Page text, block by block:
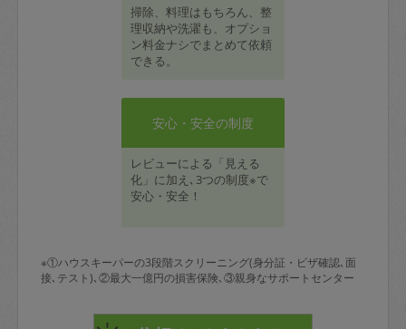
掃除、料理はもちろん、整
理収納や洗濯も、オプショ
ン料金ナシでまとめて依頼
できる。
安心・安全の制度
レビューによる「見える
化」に加え､3つの制度※で
安心・安全！
※①ハウスキーパーの3段階スクリーニング(身分証・ビザ確認､面
接､テスト)､②最大一億円の損害保険､③親身なサポートセンター